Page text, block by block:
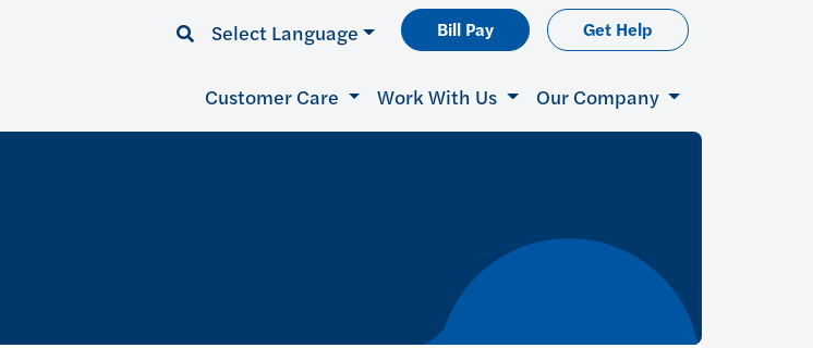
Select Language Bill Pay Get Help
Customer Care Work With Us Our Company